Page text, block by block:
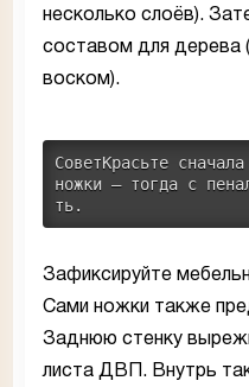
несколько слоёв).
составом для дерева
воском).
СоветКрасьте
ножки — тогда с
ть.
Зафиксируйте
Сами ножки также
Заднюю стенку
листа ДВП. Внутрь